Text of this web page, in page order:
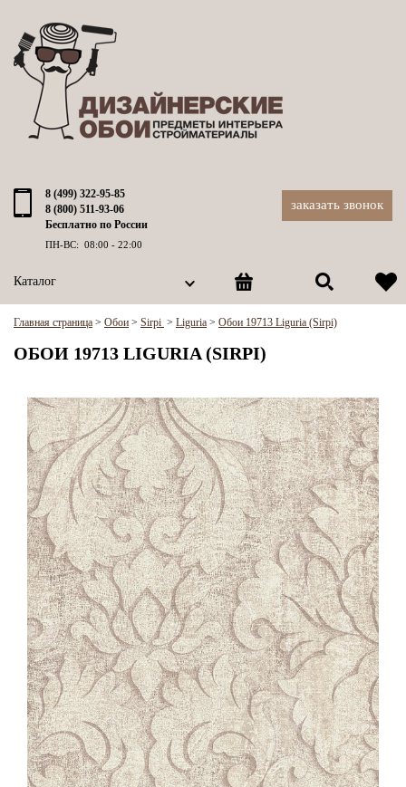
8 (499) 322-95-85
8 (800) 511-93-06
Бесплатно по России
ПН-ВС: 08:00 - 22:00
заказать звонок
Каталог
Главная страница > Обои > Sirpi > Liguria > Обои 19713 Liguria (Sirpi)
ОБОИ 19713 LIGURIA (SIRPI)